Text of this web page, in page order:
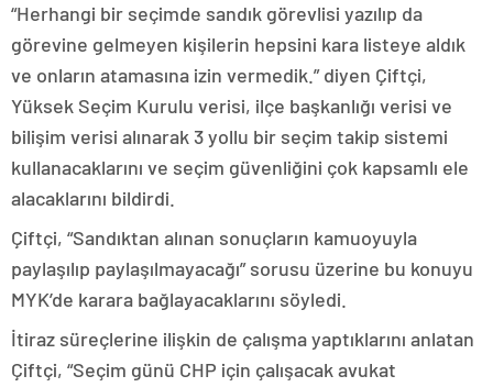
“Herhangi bir seçimde sandık görevlisi yazılıp da
görevine gelmeyen kişilerin hepsini kara listeye aldık
ve onların atamasına izin vermedik.” diyen Çiftçi,
Yüksek Seçim Kurulu verisi, ilçe başkanlığı verisi ve
bilişim verisi alınarak 3 yollu bir seçim takip sistemi
kullanacaklarını ve seçim güvenliğini çok kapsamlı ele
alacaklarını bildirdi.
Çiftçi, “Sandıktan alınan sonuçların kamuoyuyla
paylaşılıp paylaşılmayacağı” sorusu üzerine bu konuyu
MYK’de karara bağlayacaklarını söyledi.
İtiraz süreçlerine ilişkin de çalışma yaptıklarını anlatan
Çiftçi, “Seçim günü CHP için çalışacak avukat